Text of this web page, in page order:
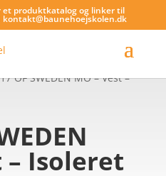
et produktkatalog og linker til
kontakt@baunehoejskolen.dk
OF SWEDEN MO – Vest –
– Isoleret